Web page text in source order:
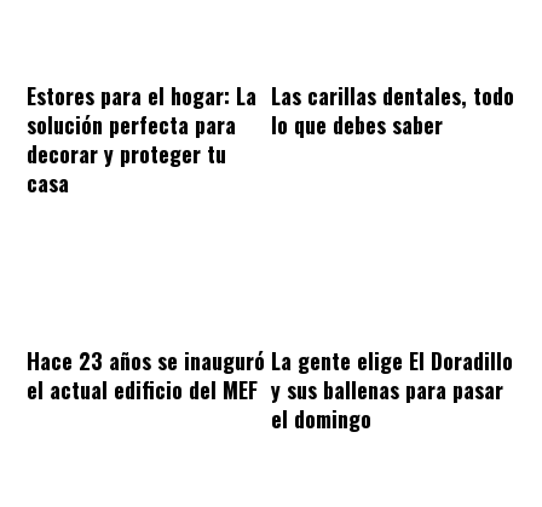
Estores para el hogar: La
solución perfecta para
decorar y proteger tu
casa
Las carillas dentales, todo
lo que debes saber
Hace 23 años se inauguró
el actual edificio del MEF
La gente elige El Doradillo
y sus ballenas para pasar
el domingo